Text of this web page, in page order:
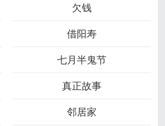
欠钱
借阳寿
七月半鬼节
真正故事
邻居家